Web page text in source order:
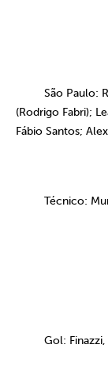
São Paulo:
(Rodrigo Fabri);
Fábio Santos;
Técnico:
Gol: